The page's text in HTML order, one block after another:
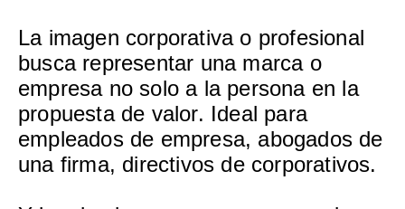
La imagen corporativa o profesional
busca representar una marca o
empresa no solo a la persona en la
propuesta de valor. Ideal para
empleados de empresa, abogados de
una firma, directivos de corporativos.